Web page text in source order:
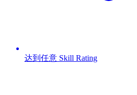
达到任意 Skill Rating